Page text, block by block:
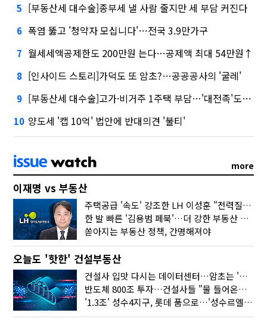
5 [부동산세 대수술]종부세 낼 사람 줄지만 세 부담 커진다
6 폭염 뚫고 '청약자 모십니다'…전국 3.9만가구
7 월세세액공제한도 200만원 는다…공제액 최대 54만원↑
8 [인사이드 스토리]가덕도 또 암초?…공공공사의 '굴레'
9 [부동산세 대수술]고가·비거주 1주택 부담…'대전족'도 불똥
10 양도세 '캡 10억' 법안에 반대의견 '불티'
more
이재명 vs 부동산
주택공급 '속도' 강조한 LH 이성훈 "전력질주해야"
한 발 빠른 '김용범 페북'…더 강한 부동산 규제 나오나
쏟아지는 부동산 정책, 간명해져야
오늘도 '핫한' 건설부동산
건설사 입맛 다시는 데이터센터…암초는 '주민 반대'
반도체 800조 투자…건설사들 "물 들어온다!"
'1.3조' 성수4지구, 롯데 품으로…'성수르엘 S70' 거듭